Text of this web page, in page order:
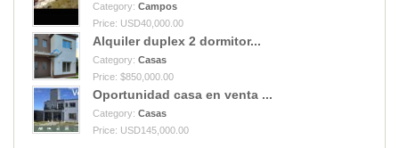
Category: Campos
Price: USD40,000.00
Alquiler duplex 2 dormitor...
Category: Casas
Price: $850,000.00
Oportunidad casa en venta ...
Category: Casas
Price: USD145,000.00